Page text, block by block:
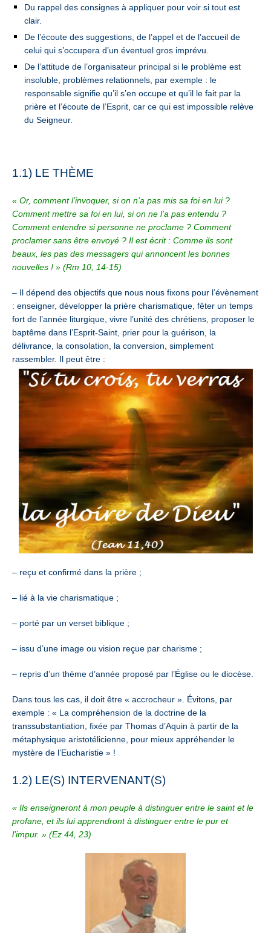
Du rappel des consignes à appliquer pour voir si tout est
clair.
De l’écoute des suggestions, de l’appel et de l’accueil de
celui qui s’occupera d’un éventuel gros imprévu.
De l’attitude de l’organisateur principal si le problème est
insoluble, problèmes relationnels, par exemple : le
responsable signifie qu’il s’en occupe et qu’il le fait par la
prière et l’écoute de l’Esprit, car ce qui est impossible relève
du Seigneur.
1.1) LE THÈME
« Or, comment l’invoquer, si on n’a pas mis sa foi en lui ?
Comment mettre sa foi en lui, si on ne l’a pas entendu ?
Comment entendre si personne ne proclame ? Comment
proclamer sans être envoyé ? Il est écrit : Comme ils sont
beaux, les pas des messagers qui annoncent les bonnes
nouvelles ! » (Rm 10, 14-15)
– Il dépend des objectifs que nous nous fixons pour l’évènement
: enseigner, développer la prière charismatique, fêter un temps
fort de l’année liturgique, vivre l’unité des chrétiens, proposer le
baptême dans l’Esprit-Saint, prier pour la guérison, la
délivrance, la consolation, la conversion, simplement
rassembler. Il peut être :
– reçu et confirmé dans la prière ;
– lié à la vie charismatique ;
– porté par un verset biblique ;
– issu d’une image ou vision reçue par charisme ;
– repris d’un thème d’année proposé par l’Église ou le diocèse.
Dans tous les cas, il doit être « accrocheur ». Évitons, par
exemple : « La compréhension de la doctrine de la
transsubstantiation, fixée par Thomas d’Aquin à partir de la
métaphysique aristotélicienne, pour mieux appréhender le
mystère de l’Eucharistie » !
1.2) LE(S) INTERVENANT(S)
« Ils enseigneront à mon peuple à distinguer entre le saint et le
profane, et ils lui apprendront à distinguer entre le pur et
l’impur. » (Ez 44, 23)